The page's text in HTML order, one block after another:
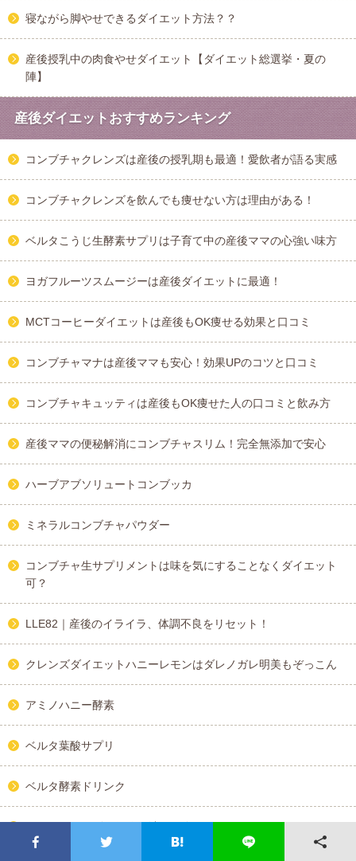
寝ながら脚やせできるダイエット方法？？
産後授乳中の肉食やせダイエット【ダイエット総選挙・夏の
陣】
産後ダイエットおすすめランキング
コンブチャクレンズは産後の授乳期も最適！愛飲者が語る実感
コンブチャクレンズを飲んでも痩せない方は理由がある！
ベルタこうじ生酵素サプリは子育て中の産後ママの心強い味方
ヨガフルーツスムージーは産後ダイエットに最適！
MCTコーヒーダイエットは産後もOK痩せる効果と口コミ
コンブチャマナは産後ママも安心！効果UPのコツと口コミ
コンブチャキュッティは産後もOK痩せた人の口コミと飲み方
産後ママの便秘解消にコンブチャスリム！完全無添加で安心
ハーブアブソリュートコンブッカ
ミネラルコンブチャパウダー
コンブチャ生サプリメントは味を気にすることなくダイエット
可？
LLE82｜産後のイライラ、体調不良をリセット！
クレンズダイエットハニーレモンはダレノガレ明美もぞっこん
アミノハニー酵素
ベルタ葉酸サプリ
ベルタ酵素ドリンク